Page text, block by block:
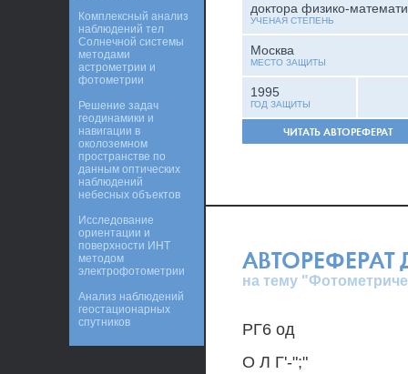
доктора физико-
УЧЕНАЯ СТЕПЕНЬ
Москва
МЕСТО ЗАЩИТЫ
1995
ГОД ЗАЩИТЫ
ЧИТАТЬ АВТОРЕФЕРАТ
АВТОРЕФЕРАТ
на тему
РГ6 од
О Л Г'-";"
Комплексный анализ
наблюдений тел
Солнечной системы
методами
астрометрии и
фотометрии
Решение задач
геодинамики и
навигации в
околоземном
пространстве по
данным оптических
наблюдений
небесных объектов
Исследование
ориентации и
поверхности ИНТ
методом
электрофотометрии
Анализ наблюдений
геостационарных
спутников